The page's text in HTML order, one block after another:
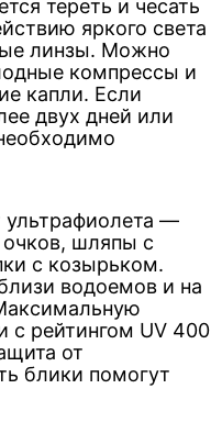
тереть и чесать
яркого света
линзы. Можно
компрессы и
капли. Если
двух дней или
—
шляпы с
с козырьком.
водоемов и на
с рейтингом UV 400
от
блики помогут